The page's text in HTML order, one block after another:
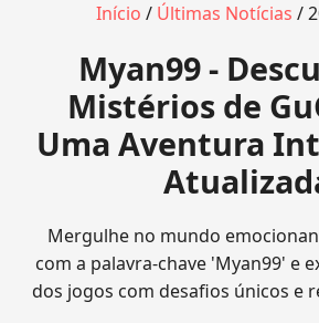
Início / Últimas Notícias /
Myan99 -
Mistérios de
Uma Aventura
Mergulhe no mundo
com a palavra-chave 'Myan99' e
dos jogos com desafios únicos e